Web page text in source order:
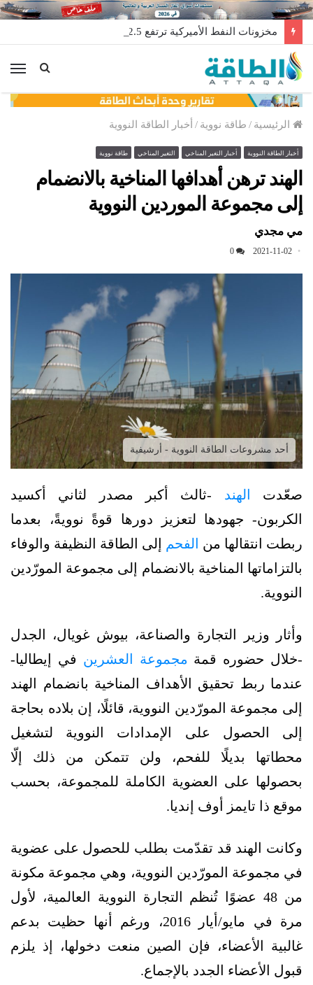
الرئيسية / طاقة نووية / أخبار الطاقة النووية
أخبار الطاقة النووية أخبار التغير المناخي التغير المناخي طاقة نووية
الهند ترهن أهدافها المناخية بالانضمام
إلى مجموعة الموردين النووية
مي مجدي
2021-11-02
0
أحد مشروعات الطاقة النووية - أرشيفية
صعّدت الهند -ثالث أكبر مصدر لثاني أكسيد
الكربون- جهودها لتعزيز دورها قوةً نوويةً، بعدما
ربطت انتقالها من الفحم إلى الطاقة النظيفة والوفاء
بالتزاماتها المناخية بالانضمام إلى مجموعة المورّدين
النووية.
وأثار وزير التجارة والصناعة، بيوش غويال، الجدل
-خلال حضوره قمة مجموعة العشرين في إيطاليا-
عندما ربط تحقيق الأهداف المناخية بانضمام الهند
إلى مجموعة المورّدين النووية، قائلًا، إن بلاده بحاجة
إلى الحصول على الإمدادات النووية لتشغيل
محطاتها بديلًا للفحم، ولن تتمكن من ذلك إلّا
بحصولها على العضوية الكاملة للمجموعة، بحسب
موقع ذا تايمز أوف إنديا.
وكانت الهند قد تقدّمت بطلب للحصول على عضوية
في مجموعة المورّدين النووية، وهي مجموعة مكونة
من 48 عضوًا تُنظم التجارة النووية العالمية، لأول
مرة في مايو/أيار 2016، ورغم أنها حظيت بدعم
غالبية الأعضاء، فإن الصين منعت دخولها، إذ يلزم
قبول الأعضاء الجدد بالإجماع.